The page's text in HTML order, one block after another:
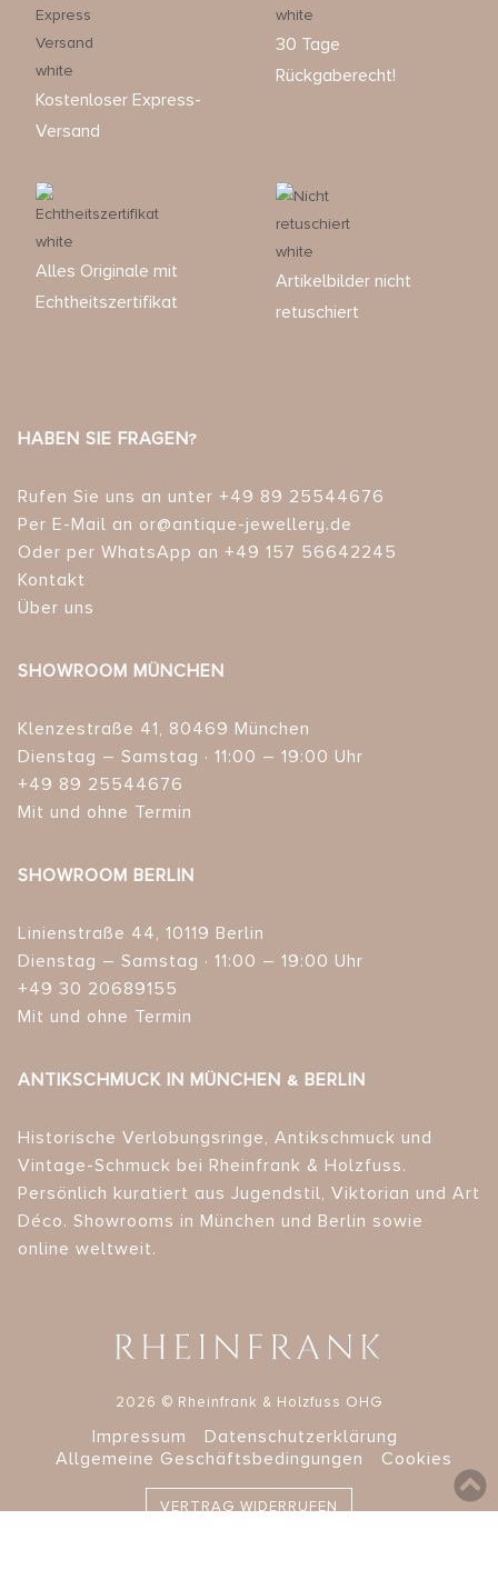
Kostenloser Express-
Versand
30 Tage
Rückgaberecht!
Alles Originale mit
Echtheitszertifikat
Artikelbilder nicht
retuschiert
HABEN SIE FRAGEN?
Rufen Sie uns an unter +49 89 25544676
Per E-Mail an or@antique-jewellery.de
Oder per WhatsApp an +49 157 56642245
Kontakt
Über uns
SHOWROOM MÜNCHEN
Klenzestraße 41, 80469 München
Dienstag – Samstag · 11:00 – 19:00 Uhr
+49 89 25544676
Mit und ohne Termin
SHOWROOM BERLIN
Linienstraße 44, 10119 Berlin
Dienstag – Samstag · 11:00 – 19:00 Uhr
+49 30 20689155
Mit und ohne Termin
ANTIKSCHMUCK IN MÜNCHEN & BERLIN
Historische Verlobungsringe, Antikschmuck und
Vintage-Schmuck bei Rheinfrank & Holzfuss.
Persönlich kuratiert aus Jugendstil, Viktorian und Art
Déco. Showrooms in München und Berlin sowie
online weltweit.
2026 © Rheinfrank & Holzfuss OHG
Impressum
Datenschutzerklärung
Allgemeine Geschäftsbedingungen
Cookies
VERTRAG WIDERRUFEN